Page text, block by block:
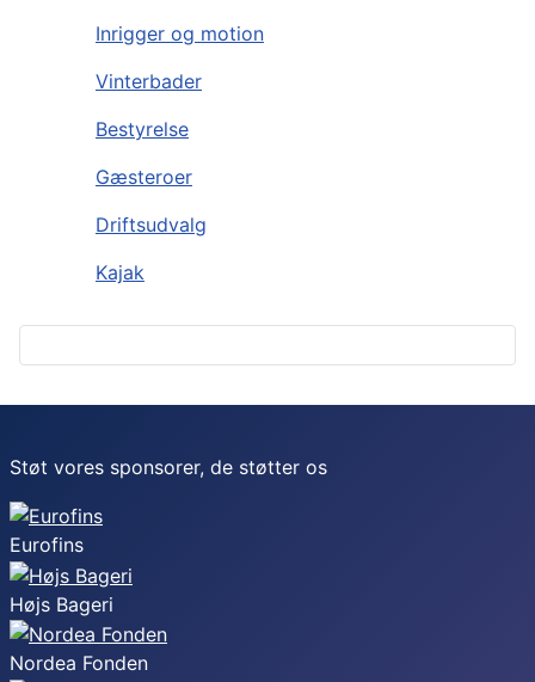
Inrigger og motion
Vinterbader
Bestyrelse
Gæsteroer
Driftsudvalg
Kajak
Støt vores sponsorer, de støtter os
Eurofins
Højs Bageri
Nordea Fonden